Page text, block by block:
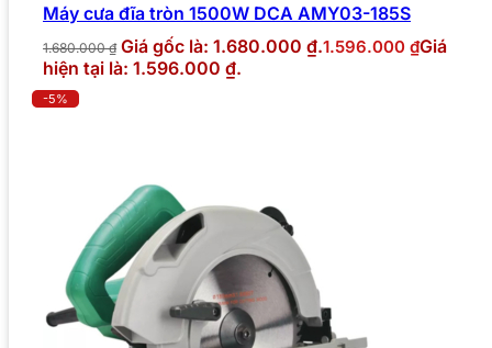
Máy cưa đĩa tròn 1500W DCA AMY03-185S
1.680.000₫ Giá gốc là: 1.680.000 ₫.1.596.000 ₫Giá
hiện tại là: 1.596.000 ₫.
-5%